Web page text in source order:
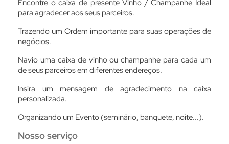
Encontre ocaixa de presenteVinho / Champanhe Ideal
para agradecer aos seus parceiros.
Trazendo um Ordem importante para suas operações de
negócios.
Navio uma caixa de vinho ou champanhe para cada um
de seus parceirosem diferentes endereços.
Insira um mensagem de agradecimento na caixa
personalizada.
Organizando um Evento (seminário, banquete, noite...).
Nosso serviço